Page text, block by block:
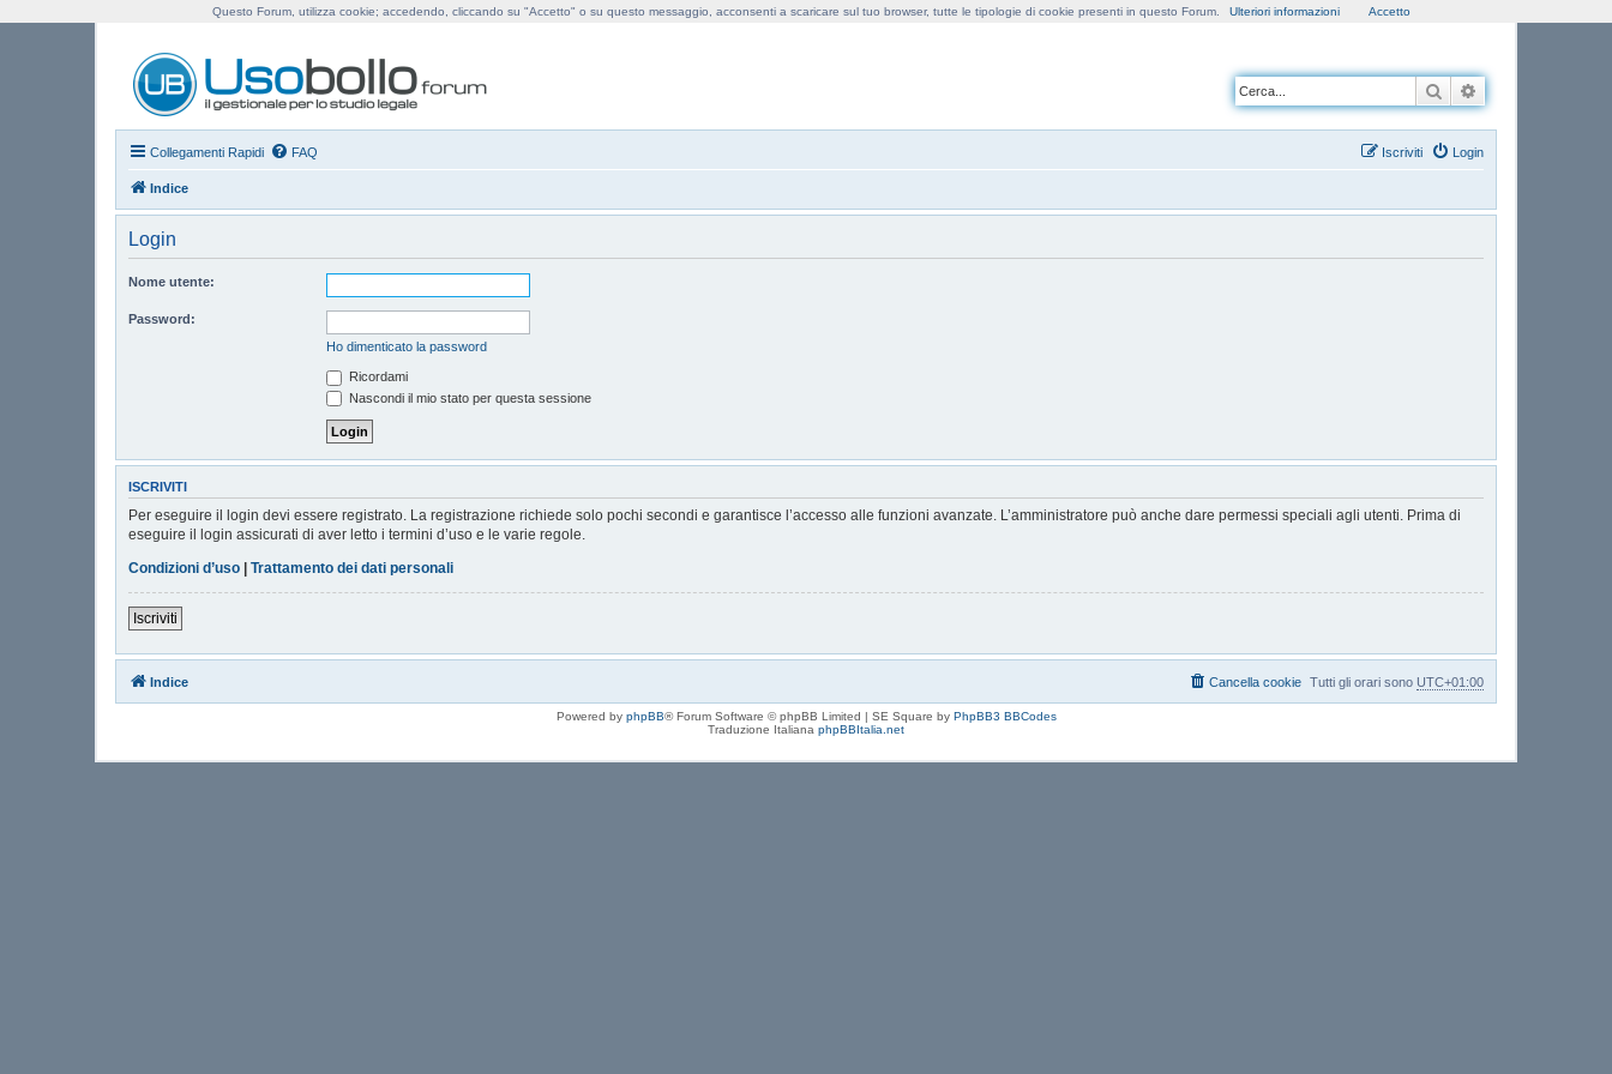
Cerca
Collegamenti Rapidi FAQ Login
Iscriviti
Indice
Login
Nome utente:
Password:
Ho dimenticato la password
Ricordami
Nascondi il mio stato per questa sessione
ISCRIVITI
Per eseguire il login devi essere registrato. La registrazione richiede solo pochi secondi e garantisce l’accesso alle funzioni avanzate. L’amministratore può anche dare permessi speciali agli utenti. Prima di
eseguire il login assicurati di aver letto i termini d’uso e le varie regole.
Condizioni d’uso | Trattamento dei dati personali
Iscriviti
Indice Tutti gli orari sono UTC+01:00
Cancella cookie
Powered by phpBB® Forum Software © phpBB Limited | SE Square by PhpBB3 BBCodes
Traduzione Italiana phpBBItalia.net
Questo Forum, utilizza cookie; accedendo, cliccando su "Accetto" o su questo messaggio, acconsenti a scaricare sul tuo browser, tutte le tipologie di cookie presenti in questo Forum. Ulteriori informazioni Accetto